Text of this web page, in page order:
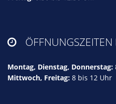
 ÖFFNUNGSZEITEN
Montag, Dienstag, Donnerstag:
Mittwoch, Freitag: 8 bis 12 Uhr